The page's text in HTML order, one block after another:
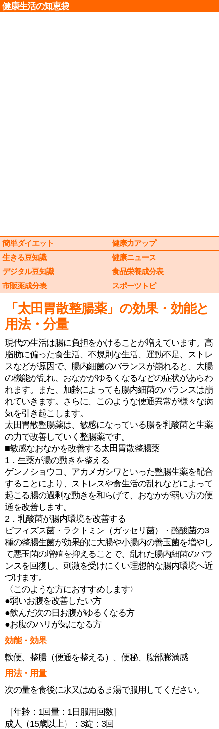
健康生活の知恵袋
簡単ダイエット
健康力アップ
生きる豆知識
健康ニュース
デジタル豆知識
食品栄養成分表
市販薬成分表
スポーツトピ
「太田胃散整腸薬」の効果・効能と
用法・分量
現代の生活は腸に負担をかけることが増えています。高
脂肪に偏った食生活、不規則な生活、運動不足、ストレ
スなどが原因で、腸内細菌のバランスが崩れると、大腸
の機能が乱れ、おなかがゆるくなるなどの症状があらわ
れます。また、加齢によっても腸内細菌のバランスは崩
れていきます。さらに、このような便通異常が様々な病
気を引き起こします。
太田胃散整腸薬は、敏感になっている腸を乳酸菌と生薬
の力で改善していく整腸薬です。
■敏感なおなかを改善する太田胃散整腸薬
1．生薬が腸の動きを整える
ゲンノショウコ、アカメガシワといった整腸生薬を配合
することにより、ストレスや食生活の乱れなどによって
起こる腸の過剰な動きを和らげて、おなかが弱い方の便
通を改善します。
2．乳酸菌が腸内環境を改善する
ビフィズス菌・ラクトミン（ガッセリ菌）・酪酸菌の3
種の整腸生菌が効果的に大腸や小腸内の善玉菌を増やし
て悪玉菌の増殖を抑えることで、乱れた腸内細菌のバラ
ンスを回復し、刺激を受けにくい理想的な腸内環境へ近
づけます。
〈このような方におすすめします〉
●弱いお腹を改善したい方
●飲んだ次の日お腹がゆるくなる方
●お腹のハリが気になる方
効能・効果
軟便、整腸（便通を整える）、便秘、腹部膨満感
用法・用量
次の量を食後に水又はぬるま湯で服用してください。
［年齢：1回量：1日服用回数］
成人（15歳以上）：3錠：3回